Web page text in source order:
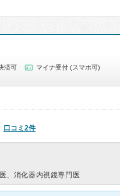
済可
マイナ受付 (スマホ可)
口コミ2件
、消化器内視鏡専門医